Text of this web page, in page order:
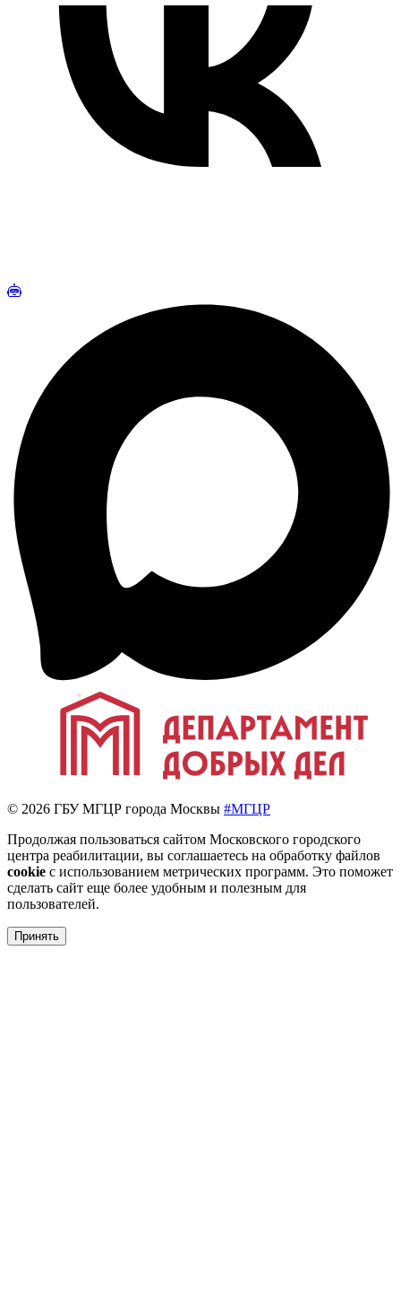
© 2026 ГБУ МГЦР города Москвы #МГЦР
Продолжая пользоваться сайтом Московского городского
центра реабилитации, вы соглашаетесь на обработку файлов
cookie с использованием метрических программ. Это поможет
сделать сайт еще более удобным и полезным для
пользователей.
Принять